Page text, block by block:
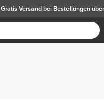
Gratis Versandbei Bestellungen